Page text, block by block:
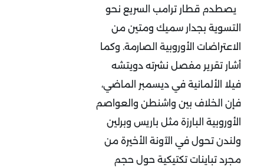
يصطدم قطار ترامب السريع نحو
التسوية بجدار سميك ومتين من
الاعتراضات الأوروبية الصارمة. وكما
أشار تقرير مفصل نشرته دويتشه
فيلا الألمانية في ديسمبر الماضي،
فإن الخلاف بين واشنطن والعواصم
الأوروبية البارزة مثل باريس وبرلين
ولندن تحول في الآونة الأخيرة من
مجرد تباينات تكتيكية حول حجم